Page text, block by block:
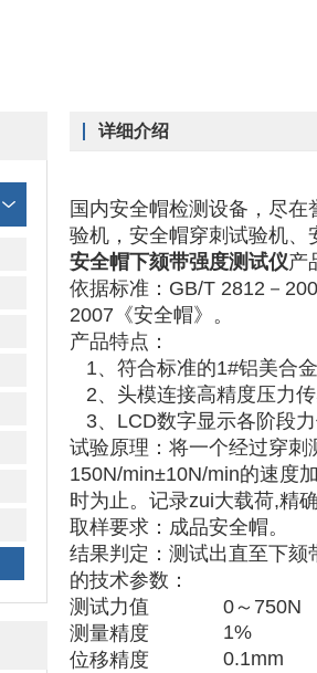
详细介绍
国内安全帽检测设备，尽
验机，安全帽穿刺试验机、
安全帽下颏带强度测试仪产
依据标准：GB/T 2812－
2007《安全帽》
产品特点：
1、符合标准的1#铝美合
2、头模连接高精度压力传
3、LCD数字显示各阶段力
试验原理：将一个经过穿
150N/min±10N/min的速度
时为止。记录zui大载荷,精确
取样要求：成品安全帽。
结果判定：测试出直至下颏
的技术参数：
测试力值
0～750N
测量精度
1%
位移精度
0.1mm